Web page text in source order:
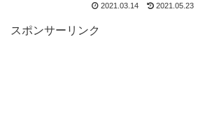
2021.03.14 2021.05.23
スポンサーリンク